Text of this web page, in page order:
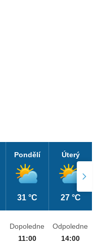
Pondělí
31 °C
Úterý
27 °C
Dopoledne
11:00
Odpoledne
14:00